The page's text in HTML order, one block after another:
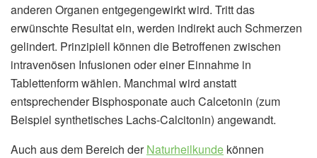
anderen Organen entgegengewirkt wird. Tritt das
erwünschte Resultat ein, werden indirekt auch Schmerzen
gelindert. Prinzipiell können die Betroffenen zwischen
intravenösen Infusionen oder einer Einnahme in
Tablettenform wählen. Manchmal wird anstatt
entsprechender Bisphosponate auch Calcetonin (zum
Beispiel synthetisches Lachs-Calcitonin) angewandt.
Auch aus dem Bereich derNaturheilkunde können